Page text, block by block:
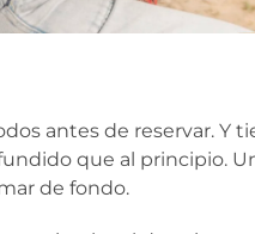
antes de reservar.
que al principio.
de fondo.